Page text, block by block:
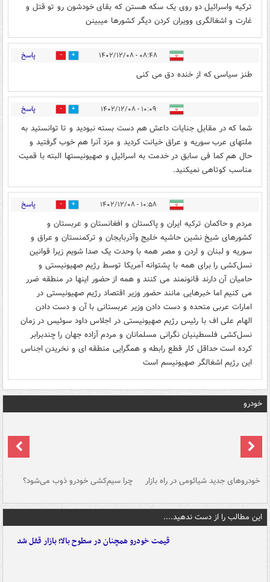
ترکیه واسرائیل دو روی یک سکه هستن که بقای خودشون رو تو قتل و
غارت و اشغالگری وویران کردن دیگر کشورها میبینن
۰۸:۴۸ - ۱۴۰۲/۱۲/۰۸ 3 پاسخ
طنز سیاسی که از خنده دق می کنی
۱۰:۰۹ - ۱۴۰۲/۱۲/۰۸ 2 پاسخ
شما که در مقابل جنایات داعش هم دست بسته نبودید و تا توانستید به
ملتهای عرب سوریه و عراق خیانت کردید و مزد آنرا هم خوب گرفتید و
حال هم کما فی سابق در خدمت به اسرائیل و صهیونیستها البته با قمیت
مناسب کوتاهی نمیکنید.
۱۰:۵۸ - ۱۴۰۲/۱۲/۰۸ 1 پاسخ
مردم و حاکمان ترکیه ایران و پاکستان و افغانستان و عربستان و
کشورهای شیخ نشین حاشیه خلیج وآذربایجان و ترکمنستان و عراق و
سوریه و لبنان و اردن و مصر همه با وحدت یک صدا شویم زیرا قوانین
نسل‌کشی را برای همه با پشتوانه آمریکا توسط رژیم صهیونیستی و
حامیان آن دارند قانونمند می کنند و همه از حضور اینها در منطقه ضرر
می کنیم اما خبرهایی مانند حضور وزیر اقتصاد رژیم صهیونیستی در
امارات عربی متحده و دست دادن وزیر عربستانی با آن و دست دادن
الهام علی اف با رئیس رژیم صهیونیستی در اجلاس داود سوئیس در زمان
نسل‌کشی فلسطینیان نگرانی مسلمانان و مردم آزاده جهان را چندبرابر
کرده است حداقل کار قطع رابطه و همگرایی منطقه ای و نخریدن اجناس
این رژیم اشغالگر صهیونیسم است
خودرو
خودروهای جدید شیائومی در راه بازار چرا سیم‌کشی خودرو ذوب می‌شود؟
این مطالب را از دست ندهید....
قیمت خودرو همچنان در سطوح بالا؛ بازار قفل شد